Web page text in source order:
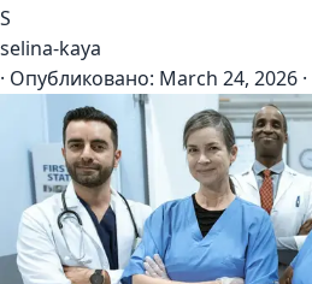
S
selina-kaya
· Опубликовано: March 24, 2026 ·